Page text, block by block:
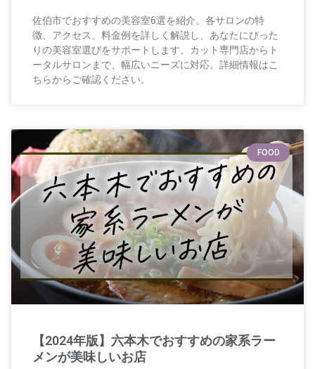
佐伯市でおすすめの美容室6選を紹介。各サロンの特
徴、アクセス、料金例を詳しく解説し、あなたにぴった
りの美容室選びをサポートします。カット専門店からト
ータルサロンまで、幅広いニーズに対応。詳細情報はこ
ちらからご確認ください。
FOOD
【2024年版】六本木でおすすめの家系ラー
メンが美味しいお店